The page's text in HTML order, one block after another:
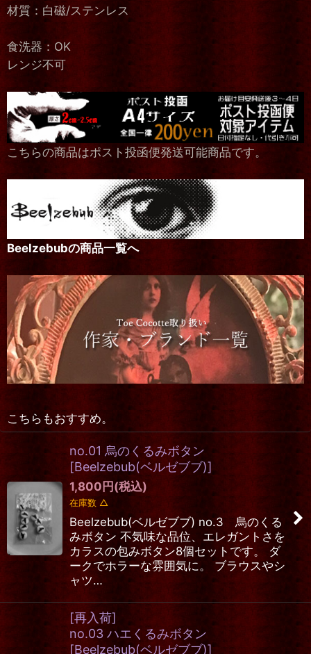
材質：白磁/ステンレス
食洗器：OK
レンジ不可
こちらの商品はポスト投函便発送可能商品です。
Beelzebubの商品一覧へ
こちらもおすすめ。
no.01 烏のくるみボタン
[Beelzebub(ベルゼブブ)]
1,800円(税込)
在庫数 △
Beelzebub(ベルゼブブ) no.3 烏のくる
みボタン 不気味な品位、エレガントさを
カラスの包みボタン8個セットです。 ダ
ークでホラーな雰囲気に。 ブラウスやシ
ャツ…
[再入荷]
no.03 ハエくるみボタン
[Beelzebub(ベルゼブブ)]